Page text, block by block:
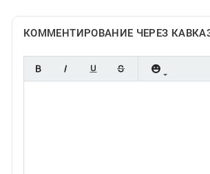
КОММЕНТИРОВАНИЕ ЧЕРЕЗ